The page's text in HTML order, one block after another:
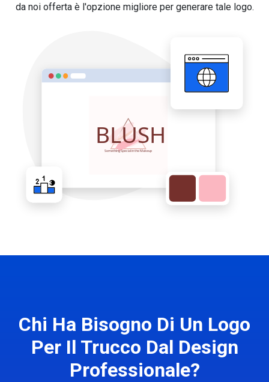
da noi offerta è l'opzione migliore per generare tale logo.
Chi Ha Bisogno Di Un Logo
Per Il Trucco Dal Design
Professionale?